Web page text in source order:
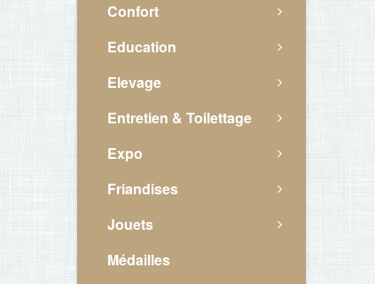
Confort
Education
Elevage
Entretien & Toilettage
Expo
Friandises
Jouets
Médailles